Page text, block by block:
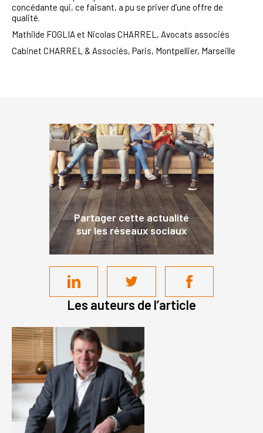
concédante qui, ce faisant, a pu se priver d’une offre de
qualité.
Mathilde FOGLIA et Nicolas CHARREL, Avocats associés
Cabinet CHARREL & Associés, Paris, Montpellier, Marseille
Partager cette actualité
sur les réseaux sociaux
Les auteurs de l’article